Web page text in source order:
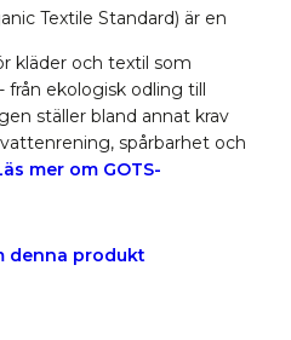
Textile Standard) är en
kläder och textil som
ekologisk odling till
ställer bland annat krav
spårbarhet och
mer om GOTS-
denna produkt